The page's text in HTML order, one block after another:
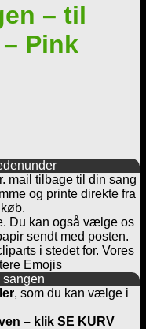
– til
Pink
mail tilbage til din sang
og printe direkte fra
Du kan også vælge os
sendt med posten.
i stedet for. Vores
Emojis
, som du kan vælge i
– klik SE KURV